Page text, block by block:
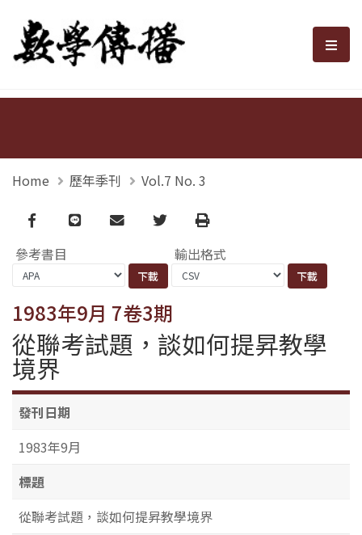
數學傳播 選
Home 歷年季刊 Vol.7 No. 3
Facebook
line email TwitterPrint
參考書目 輸出格式
1983年9月 7卷3期
從聯考試題，談如何提昇教學
境界
發刊日期
1983年9月
標題
從聯考試題，談如何提昇教學境界